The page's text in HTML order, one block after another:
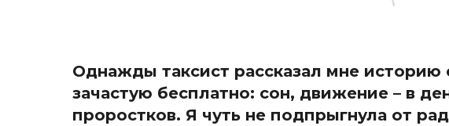
Однажды таксист рассказал мне
зачастую бесплатно: сон, движение – в
проростков. Я чуть не подпрыгнула от